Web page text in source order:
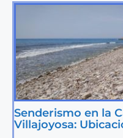
Senderismo en la
Villajoyosa: